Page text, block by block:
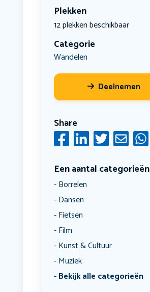
Plekken
12 plekken beschikbaar
Categorie
Wandelen
Deelnemen
Share
Een aantal categorieën
Borrelen
Dansen
Fietsen
Film
Kunst & Cultuur
Muziek
Bekijk alle categorieën